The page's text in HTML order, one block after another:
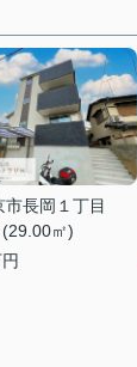
市長岡１丁目
㎡)